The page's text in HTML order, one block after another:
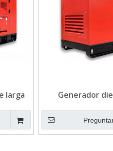
larga
Generador
funcionamiento
para